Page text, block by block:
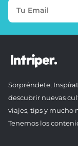
Sorpréndete,
descubrir nuevas
viajes, tips y mucho
Tenemos los